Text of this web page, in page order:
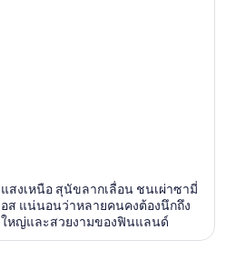
สงเหนือ สุนัขลากเลื่อน ชนเผ่าซามี่
ส แน่นอนว่าหลายคนคงต้องนึกถึง
หญ่และสวยงามของฟินแลนด์